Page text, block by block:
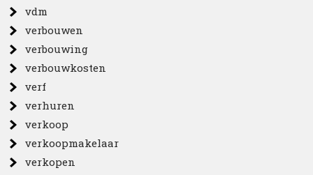
vdm
verbouwen
verbouwing
verbouwkosten
verf
verhuren
verkoop
verkoopmakelaar
verkopen